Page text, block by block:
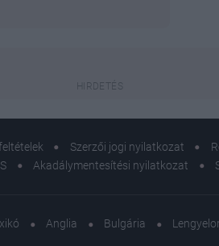
Szerzői jogi nyilatkozat
Akadálymentesítési nyilatkozat
Anglia Bulgária